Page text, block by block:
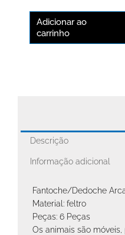
Adicionar ao
carrinho
Descrição
Informação adicional
Fantoche/Dedoche
Material: feltro
Peças: 6 Peças
Os animais são